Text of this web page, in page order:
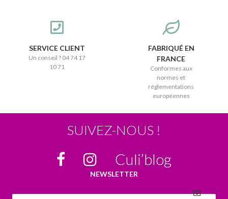
SERVICE CLIENT
Un conseil ? 04 74 17
10 71
FABRIQUÉ EN
FRANCE
Conformes aux
normes et
réglementations
européennes
SUIVEZ-NOUS !
Culi’blog
NEWSLETTER